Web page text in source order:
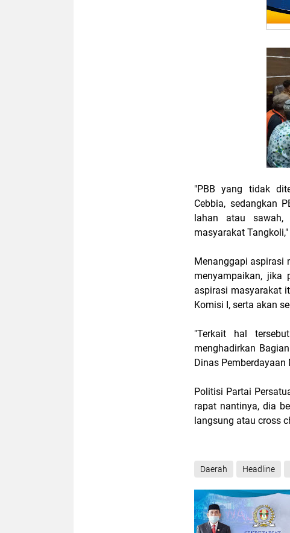
"PBB yang tidak
Cebbia, sedangkan
lahan atau sawah,
masyarakat
Menanggapi aspirasi
menyampaikan, jika
aspirasi masyarakat
Komisi I, serta akan
"Terkait hal
menghadirkan
Dinas Pemberdayaan
Politisi Partai
rapat nantinya, dia
langsung atau cross
Daerah Headline